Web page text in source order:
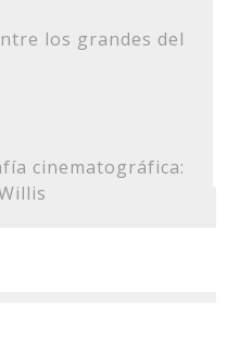
los grandes del
cinematográfica: